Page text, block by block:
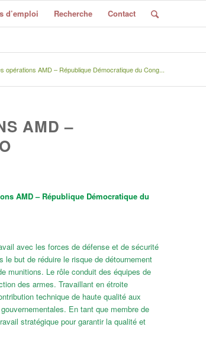
d’emploi Recherche Contact
opérations AMD – République Démocratique du Cong...
AMD –
AMD – République Démocratique du
avec les forces de défense et de sécurité
but de réduire le risque de détournement
munitions. Le rôle conduit des équipes de
des armes. Travaillant en étroite
technique de haute qualité aux
En tant que membre de
stratégique pour garantir la qualité et